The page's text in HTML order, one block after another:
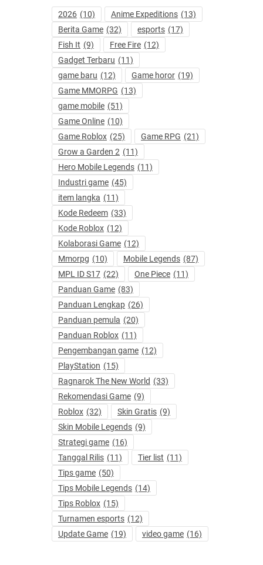
2026 (10) Anime Expeditions (13)
Berita Game (32) esports (17)
Fish It (9) Free Fire (12)
Gadget Terbaru (11)
game baru (12) Game horor (19)
Game MMORPG (13)
game mobile (51)
Game Online (10)
Game Roblox (25) Game RPG (21)
Grow a Garden 2 (11)
Hero Mobile Legends (11)
Industri game (45)
item langka (11)
Kode Redeem (33)
Kode Roblox (12)
Kolaborasi Game (12)
Mmorpg (10) Mobile Legends (87)
MPL ID S17 (22) One Piece (11)
Panduan Game (83)
Panduan Lengkap (26)
Panduan pemula (20)
Panduan Roblox (11)
Pengembangan game (12)
PlayStation (15)
Ragnarok The New World (33)
Rekomendasi Game (9)
Roblox (32) Skin Gratis (9)
Skin Mobile Legends (9)
Strategi game (16)
Tanggal Rilis (11) Tier list (11)
Tips game (50)
Tips Mobile Legends (14)
Tips Roblox (15)
Turnamen esports (12)
Update Game (19) video game (16)